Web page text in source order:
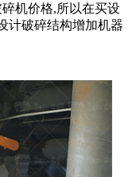
机价格,所以在买设
计破碎结构增加机器